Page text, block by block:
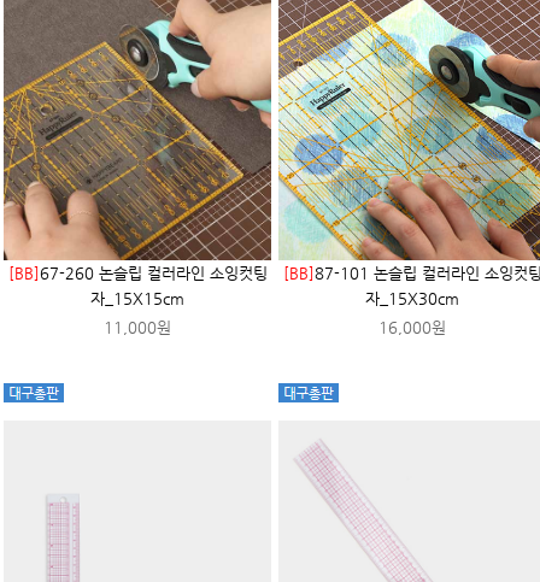
[BB]67-260 논슬립 컬러라인 소잉컷팅
자_15X15cm
11,000원
[BB]87-101 논슬립 컬러라인 소잉컷
자_15X30cm
16,000원